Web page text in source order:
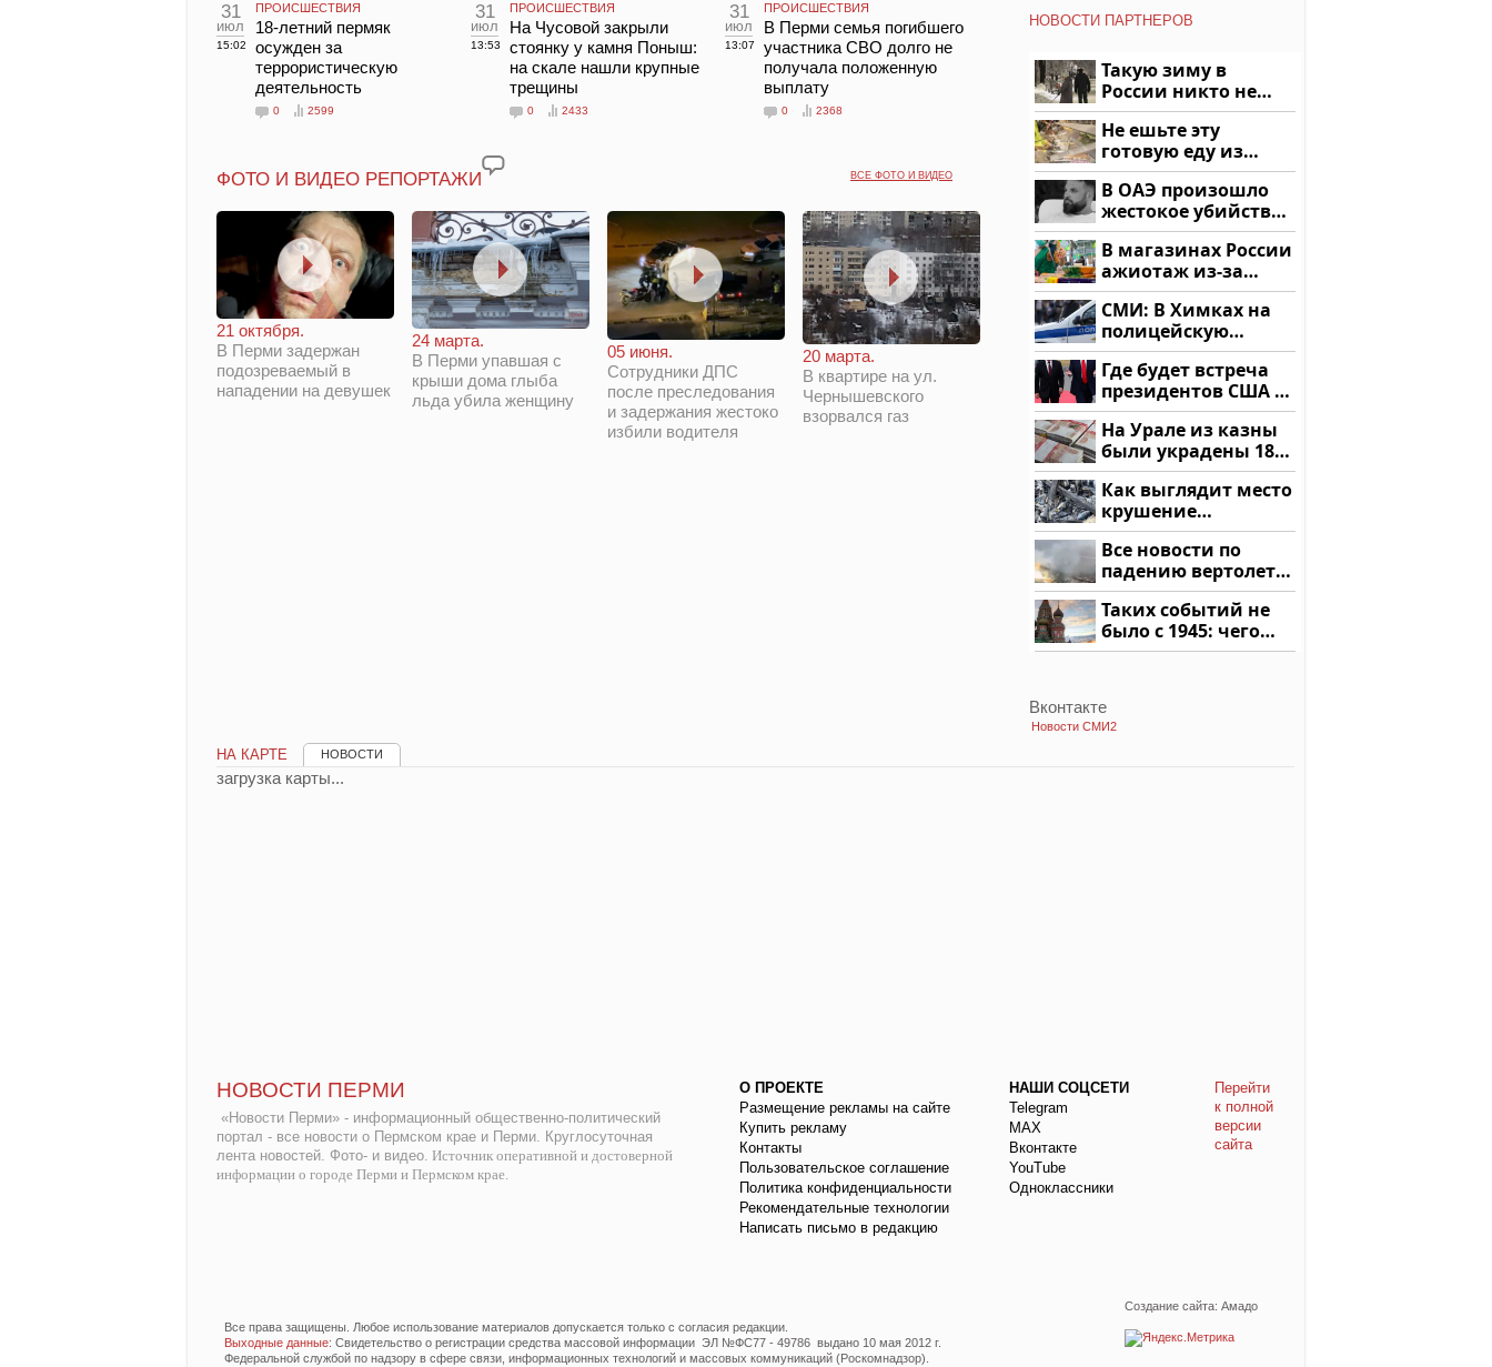
31
июл
15:02
ПРОИСШЕСТВИЯ
18-летний пермяк
осужден за
террористическую
деятельность
0 2599
31
июл
13:53
ПРОИСШЕСТВИЯ
На Чусовой закрыли
стоянку у камня Поныш:
на скале нашли крупные
трещины
0 2433
31
июл
13:07
ПРОИСШЕСТВИЯ
В Перми семья погибшего
участника СВО долго не
получала положенную
выплату
0 2368
ВСЕ ФОТО И ВИДЕО
ФОТО И ВИДЕО РЕПОРТАЖИ
21 октября.
В Перми задержан
подозреваемый в
нападении на девушек
24 марта.
В Перми упавшая с
крыши дома глыба
льда убила женщину
05 июня.
Сотрудники ДПС
после преследования
и задержания жестоко
избили водителя
20 марта.
В квартире на ул.
Чернышевского
взорвался газ
НОВОСТИ ПАРТНЕРОВ
Такую зиму в
России никто не
ждал: как так?!
Не ешьте эту
готовую еду из
магазина: список
В ОАЭ произошло
жестокое убийство
криптомиллионера
В магазинах России
ажиотаж из-за
этого продукта: что
купить?
СМИ: В Химках на
полицейскую
машину напали и
подожгли.
Где будет встреча
президентов США и
России: Европа?
На Урале из казны
были украдены 18
миллионов рублей
Как выглядит место
крушение
вертолета на
Кавказе: смотреть
Все новости по
падению вертолета
на Кавказе: читать
здесь
Таких событий не
было с 1945: чего
ждать всем нам?
Вконтакте
Новости СМИ2
НА КАРТЕ НОВОСТИ
загрузка карты...
НОВОСТИ ПЕРМИ
«Новости Перми» - информационный общественно-политический
портал - все новости о Пермском крае и Перми. Круглосуточная
лента новостей. Фото- и видео. Источник оперативной и достоверной
информации о городе Перми и Пермском крае.
О ПРОЕКТЕ
Размещение рекламы на сайте
Купить рекламу
Контакты
Пользовательское соглашение
Политика конфиденциальности
Рекомендательные технологии
Написать письмо в редакцию
НАШИ СОЦСЕТИ
Telegram
МАХ
Вконтакте
YouTube
Одноклассники
Перейти
к полной
версии
сайта
Создание сайта: Амадо
Все права защищены. Любое использование материалов допускается только с согласия редакции.
Выходные данные: Свидетельство о регистрации средства массовой информации ЭЛ №ФС77 - 49786 выдано 10 мая 2012 г.
Федеральной службой по надзору в сфере связи, информационных технологий и массовых коммуникаций (Роскомнадзор).